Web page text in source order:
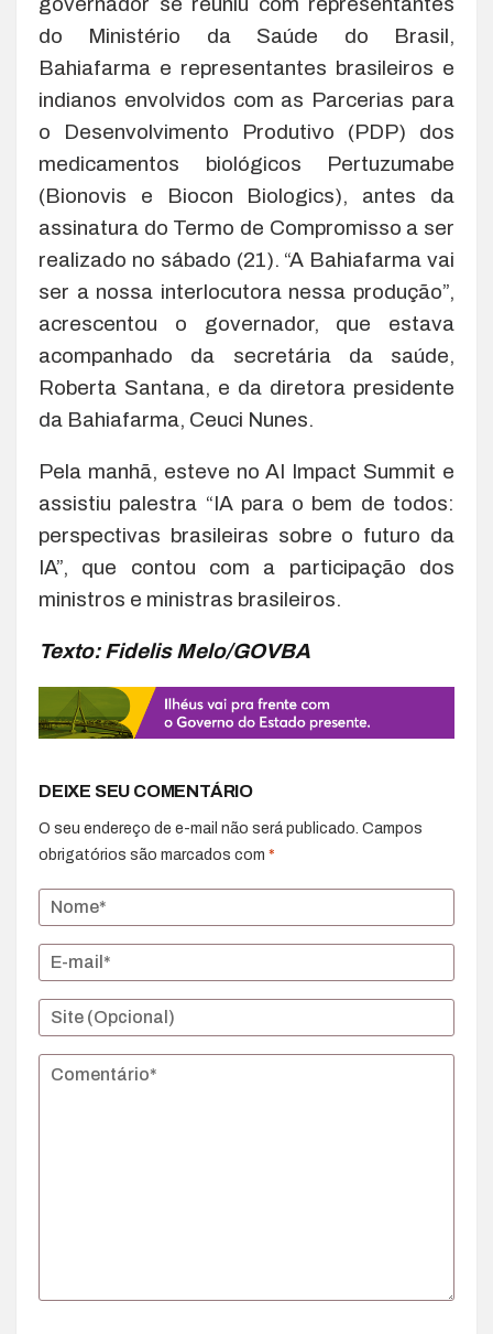
do Ministério da Saúde do Brasil,
Bahiafarma e representantes brasileiros e
indianos envolvidos com as Parcerias para
o Desenvolvimento Produtivo (PDP) dos
medicamentos biológicos Pertuzumabe
(Bionovis e Biocon Biologics), antes da
assinatura do Termo de Compromisso a ser
realizado no sábado (21). “A Bahiafarma vai
ser a nossa interlocutora nessa produção”,
acrescentou o governador, que estava
acompanhado da secretária da saúde,
Roberta Santana, e da diretora presidente
da Bahiafarma, Ceuci Nunes.
Pela manhã, esteve no AI Impact Summit e
assistiu palestra “IA para o bem de todos:
perspectivas brasileiras sobre o futuro da
IA”, que contou com a participação dos
ministros e ministras brasileiros.
Texto: Fidelis Melo/GOVBA
DEIXE SEU COMENTÁRIO
O seu endereço de e-mail não será publicado. Campos
obrigatórios são marcados com *